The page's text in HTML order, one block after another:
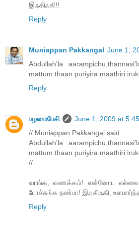
இஃகிஃகி!!
Reply
Muniappan Pakkangal June 1,
Abdullah'la
mattum thaan puriyira maathiri
Reply
பழமைபேசி
June 1, 2009 at
// Muniappan Pakkangal said...
Abdullah'la
mattum thaan puriyira maathiri
//
வாங்க, வணக்கம்! என்னோட எல்லை
போச்சுங்க நண்பா! இஃகிஃகி,
Reply